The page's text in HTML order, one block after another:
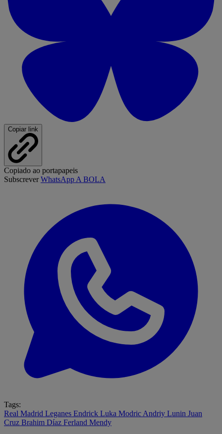
Copiar link
Copiado ao portapapeis
SubscreverWhatsApp A BOLA
Tags:
Real Madrid Leganes Endrick Luka Modric Andriy Lunin Juan
Cruz Brahim Díaz Ferland Mendy